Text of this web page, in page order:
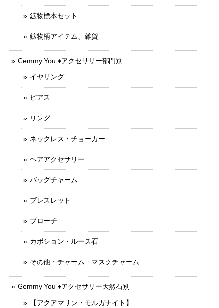
鉱物標本セット
鉱物柄アイテム、雑貨
Gemmy You ♦︎アクセサリー部門別
イヤリング
ピアス
リング
ネックレス・チョーカー
ヘアアクセサリー
バッグチャーム
ブレスレット
ブローチ
カボション・ルース石
その他・チャーム・マスクチャーム
Gemmy You ♦︎アクセサリー天然石別
【アクアマリン・モルガナイト】